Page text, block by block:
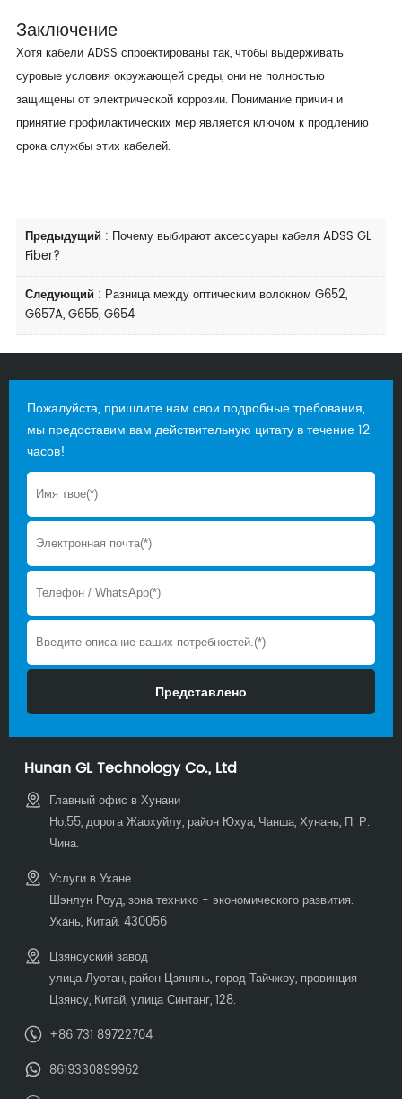
Заключение
Хотя кабели ADSS спроектированы так, чтобы выдерживать
суровые условия окружающей среды, они не полностью
защищены от электрической коррозии. Понимание причин и
принятие профилактических мер является ключом к продлению
срока службы этих кабелей.
Предыдущий : Почему выбирают аксессуары кабеля ADSS GL
Fiber?
Следующий : Разница между оптическим волокном G652,
G657A, G655, G654
Пожалуйста, пришлите нам свои подробные требования,
мы предоставим вам действительную цитату в течение 12
часов!
Hunan GL Technology Co., Ltd
Главный офис в Хунани
Но.55, дорога Жаохуйлу, район Юхуа, Чанша, Хунань, П. Р.
Чина.
Услуги в Ухане
Шэнлун Роуд, зона технико - экономического развития.
Ухань, Китай. 430056
Цзянсуский завод
улица Луотан, район Цзянянь, город Тайчжоу, провинция
Цзянсу, Китай, улица Синтанг, 128.
+86 731 89722704
8619330899962